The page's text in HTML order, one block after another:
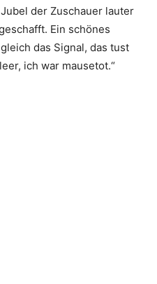
der Zuschauer lauter
Ein schönes
das Signal, das tust
ich war mausetot.“